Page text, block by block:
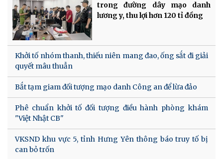
trong đường dây mạo danh
lương y, thu lợi hơn 120 tỉ đồng
Khởi tố nhóm thanh, thiếu niên mang đao, ống sắt đi giải
quyết mâu thuẫn
Bắt tạm giam đối tượng mạo danh Công an để lừa đảo
Phê chuẩn khởi tố đối tượng điều hành phòng khám
"Việt Nhật CB"
VKSND khu vực 5, tỉnh Hưng Yên thông báo truy tố bị
can bỏ trốn